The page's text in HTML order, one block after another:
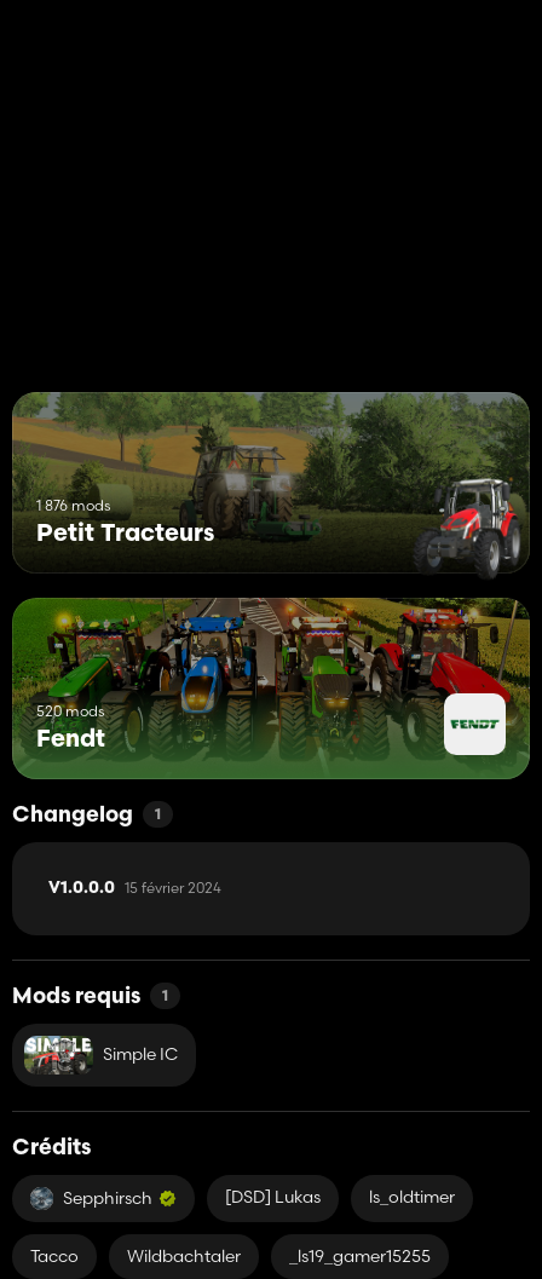
1 876 mods
Petit Tracteurs
520 mods
Fendt
Changelog 1
V1.0.0.0 15 février 2024
Mods requis 1
Simple IC
Crédits
Sepphirsch [DSD] Lukas ls_oldtimer
Tacco Wildbachtaler _ls19_gamer15255